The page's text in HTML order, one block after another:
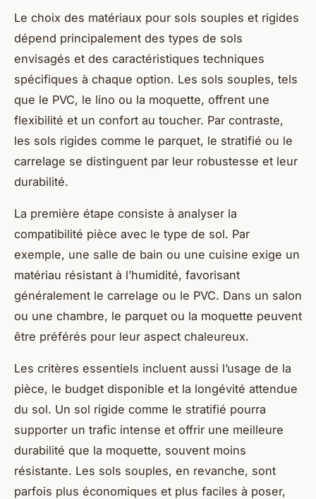
Le choix des matériaux pour sols souples et rigides
dépend principalement des types de sols
envisagés et des caractéristiques techniques
spécifiques à chaque option. Les sols souples, tels
que le PVC, le lino ou la moquette, offrent une
flexibilité et un confort au toucher. Par contraste,
les sols rigides comme le parquet, le stratifié ou le
carrelage se distinguent par leur robustesse et leur
durabilité.
La première étape consiste à analyser la
compatibilité pièce avec le type de sol. Par
exemple, une salle de bain ou une cuisine exige un
matériau résistant à l’humidité, favorisant
généralement le carrelage ou le PVC. Dans un salon
ou une chambre, le parquet ou la moquette peuvent
être préférés pour leur aspect chaleureux.
Les critères essentiels incluent aussi l’usage de la
pièce, le budget disponible et la longévité attendue
du sol. Un sol rigide comme le stratifié pourra
supporter un trafic intense et offrir une meilleure
durabilité que la moquette, souvent moins
résistante. Les sols souples, en revanche, sont
parfois plus économiques et plus faciles à poser,